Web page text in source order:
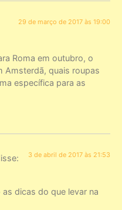
29 de março de 2017 às 19:00
Roma em outubro, o
Amsterdã, quais roupas
específica para as
3 de abril de 2017 às 21:53
dicas do que levar na